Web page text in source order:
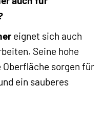
eignet sich auch
Seine hohe
sorgen für
ein sauberes